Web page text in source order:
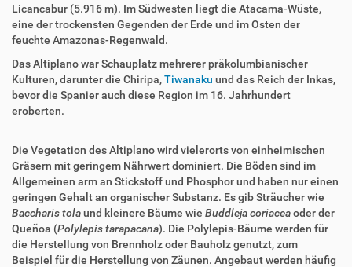
Licancabur (5.916 m). Im Südwesten liegt die Atacama-Wüste,
eine der trockensten Gegenden der Erde und im Osten der
feuchte Amazonas-Regenwald.
Das Altiplano war Schauplatz mehrerer präkolumbianischer
Kulturen, darunter die Chiripa,Tiwanaku und das Reich der Inkas,
bevor die Spanier auch diese Region im 16. Jahrhundert
eroberten.
Die Vegetation des Altiplano wird vielerorts von einheimischen
Gräsern mit geringem Nährwert dominiert. Die Böden sind im
Allgemeinen arm an Stickstoff und Phosphor und haben nur einen
geringen Gehalt an organischer Substanz. Es gib Sträucher wie
Baccharis tolaund kleinere Bäume wie Buddleja coriaceaoder der
Queñoa (Polylepis tarapacana). Die Polylepis-Bäume werden für
die Herstellung von Brennholz oder Bauholz genutzt, zum
Beispiel für die Herstellung von Zäunen. Angebaut werden häufig